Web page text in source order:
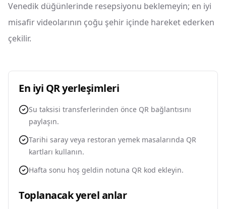
Venedik düğünlerinde resepsiyonu beklemeyin; en iyi
misafir videolarının çoğu şehir içinde hareket ederken
çekilir.
En iyi QR yerleşimleri
Su taksisi transferlerinden önce QR bağlantısını
paylaşın.
Tarihi saray veya restoran yemek masalarında QR
kartları kullanın.
Hafta sonu hoş geldin notuna QR kod ekleyin.
Toplanacak yerel anlar